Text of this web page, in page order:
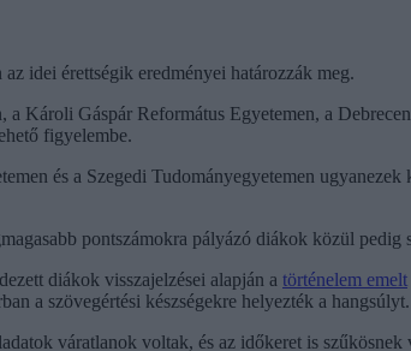
idei érettségik eredményei határozzák meg.
Károli Gáspár Református Egyetemen, a
figyelembe.
és a Szegedi Tudományegyetemen
pontszámokra pályázó diákok közül pedig
diákok visszajelzései alapján a történelem emelt
a szövegértési készségekre helyezték a hangsúlyt.
váratlanok voltak, és az időkeret is